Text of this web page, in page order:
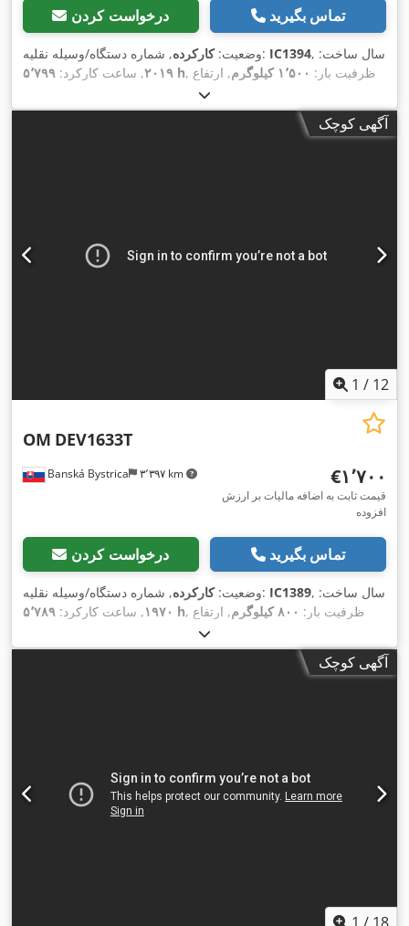
درخواست کردن تماس بگیرید
وضعیت:کارکرده , شماره دستگاه/وسیله نقلیه: IC1394 , سال ساخت:
۲۰۱۹, ساعت کارکرد: ۵٬۷۹۹ h , ظرفیت بار: ۱٬۵۰۰ کیلوگرم
, ارتفاع
, نوع سوخت:
ارتفاع سازه:۲٬۲۱۰ میلی‌متر , ولتاژ باتری: ۴۸ V,
آگهی کوچک
1 / 12
Banská Bystrica ۳٬۳۹۷ km
OM DEV1633T
‎€۱٬۷۰۰
قیمت ثابت به اضافه مالیات بر ارزش
افزوده
درخواست کردن تماس بگیرید
وضعیت:کارکرده , شماره دستگاه/وسیله نقلیه: IC1389 , سال ساخت:
۱۹۷۰, ساعت کارکرد: ۵٬۷۸۹ h , ظرفیت بار: ۸۰۰ کیلوگرم
, ارتفاع
, نوع سوخت:
آگهی کوچک